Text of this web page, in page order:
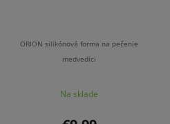
ORION silikónová forma na pečenie
medvedíci
Na sklade